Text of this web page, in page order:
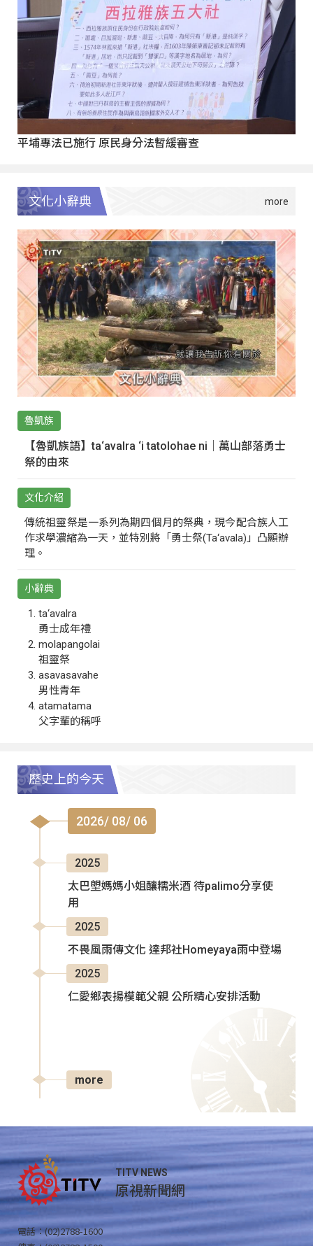
平埔專法已施行 原民身分法暫緩審查
文化小辭典
魯凱族
【魯凱族語】ta‘avalra ‘i tatolohae ni｜萬山部落勇士
祭的由來
文化介紹
傳統祖靈祭是一系列為期四個月的祭典，現今配合族人工
作求學濃縮為一天，並特別將「勇士祭(Ta‘avala)」凸顯辦
理。
小辭典
ta‘avalra
勇士成年禮
molapangolai
祖靈祭
asavasavahe
男性青年
atamatama
父字輩的稱呼
歷史上的今天
2026/ 08/ 06
2025
太巴塱媽媽小姐釀糯米酒 待palimo分享使
用
2025
不畏風雨傳文化 達邦社Homeyaya雨中登場
2025
仁愛鄉表揚模範父親 公所精心安排活動
more
TITV NEWS
原視新聞網
電話：(02)2788-1600